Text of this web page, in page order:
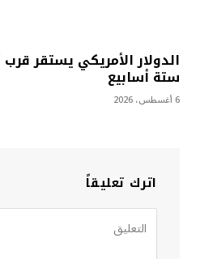
الدولار الأمريكي يستقر
ستة أسابيع
6 أغسطس، 2026
اترك تعليقاً